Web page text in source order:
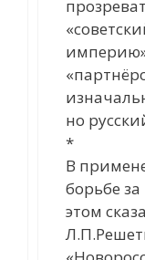
но
*
В
борьбе
этом